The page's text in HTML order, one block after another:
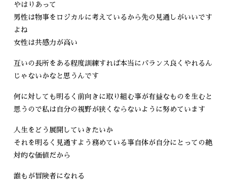
やはりあって
男性は物事をロジカルに考えているから先の見通しがいいです
よね
女性は共感力が高い
互いの長所をある程度訓練すれば本当にバランス良くやれるん
じゃないかなと思うんです
何に対しても明るく前向きに取り組む事が有益なものを生むと
思うので私は自分の視野が狭くならないように努めています
人生をどう展開していきたいか
それを明るく見通すよう務めている事自体が自分にとっての絶
対的な価値だから
誰もが冒険者になれる